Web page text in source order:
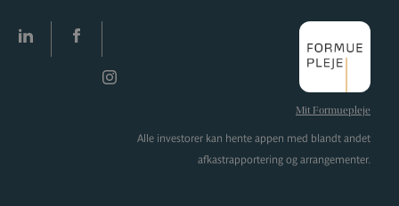
Mit Formuepleje
Alle investorer kan hente appen med blandt andet
afkastrapportering og arrangementer.